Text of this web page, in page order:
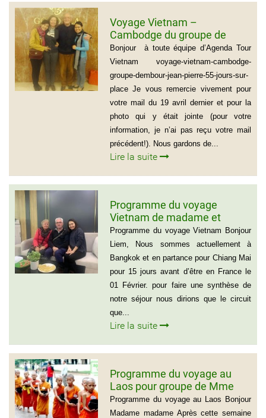
Voyage Vietnam –
Cambodge du groupe de
madame et Monsieur
DEMBOUR JEAN-PIERRE (55
jours sur place)
Bonjour à toute équipe d’Agenda Tour
Vietnam voyage-vietnam-cambodge-
groupe-dembour-jean-pierre-55-jours-sur-
place Je vous remercie vivement pour
votre mail du 19 avril dernier et pour la
photo qui y était jointe (pour votre
information, je n’ai pas reçu votre mail
précédent!). Nous gardons de...
Lire la suite
Programme du voyage
Vietnam de madame et
Monsieur Michel et Michèle
LEROUX
Programme du voyage Vietnam Bonjour
Liem, Nous sommes actuellement à
Bangkok et en partance pour Chiang Mai
pour 15 jours avant d’être en France le
01 Février. pour faire une synthèse de
notre séjour nous dirions que le circuit
que...
Lire la suite
Programme du voyage au
Laos pour groupe de Mme
Samul Le Vourch, 7
personnes
Programme du voyage au Laos Bonjour
Madame madame Après cette semaine